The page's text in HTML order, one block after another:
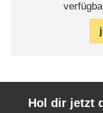
Hol dir jetzt